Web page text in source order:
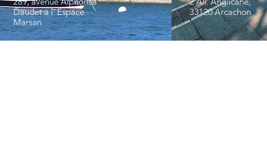
Daudet à l' Espace
Marsan
33120 Arcachon